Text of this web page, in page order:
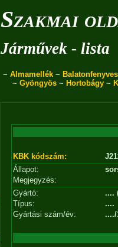
Szakmai
Járművek - lista
~ Almamellék~ Balatonfenyves
~ Gyöngyös~ Hortobágy~
KBK kódszám:
Állapot:
Megjegyzés:
Gyártó:
....
Típus:
....
Gyártási szám/év:
..../